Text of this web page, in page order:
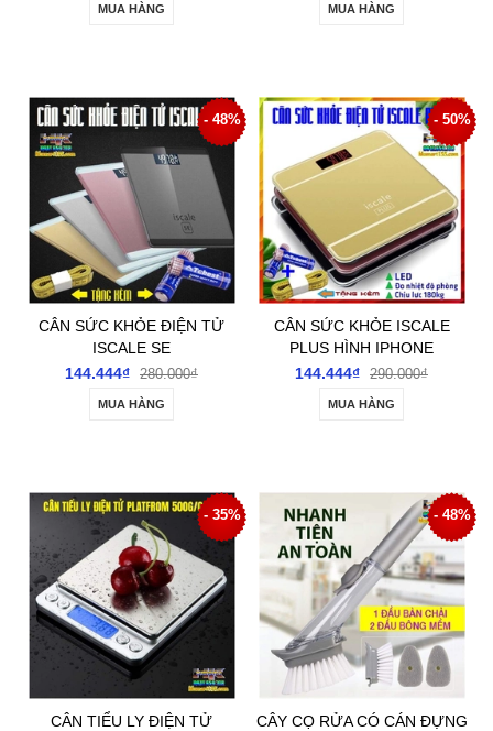
MUA HÀNG MUA HÀNG
- 48%
CÂN SỨC KHỎE ĐIỆN TỬ
ISCALE SE
144.444₫ 280.000₫
MUA HÀNG
- 50%
CÂN SỨC KHỎE ISCALE
PLUS HÌNH IPHONE
144.444₫ 290.000₫
MUA HÀNG
- 35%
CÂN TIỂU LY ĐIỆN TỬ
- 48%
CÂY CỌ RỬA CÓ CÁN ĐỰNG